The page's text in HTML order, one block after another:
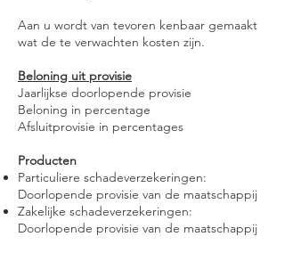
Aan u wordt van tevoren kenbaar gemaakt
wat de te verwachten kosten zijn.
Beloning uit provisie
Jaarlijkse doorlopende provisie
Beloning in percentage
Afsluitprovisie in percentages
Producten
Particuliere schadeverzekeringen:
Doorlopende provisie van de maatschappij
Zakelijke schadeverzekeringen:
Doorlopende provisie van de maatschappij